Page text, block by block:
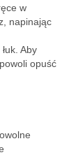
w
napinając
Aby
opuść